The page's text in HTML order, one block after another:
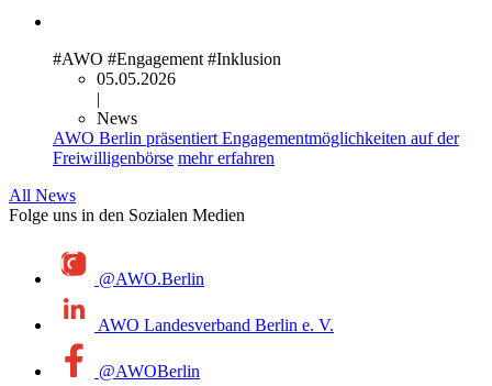
#AWO #Engagement #Inklusion
05.05.2026
|
News
AWO Berlin präsentiert Engagementmöglichkeiten auf der
Freiwilligenbörse mehr erfahren
All News
Folge uns in den Sozialen Medien
@AWO.Berlin
AWO Landesverband Berlin e. V.
@AWOBerlin